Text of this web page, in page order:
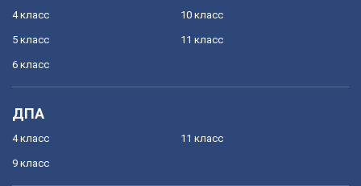
4 класс
5 класс
6 класс
10 класс
11 класс
ДПА
4 класс
9 класс
11 класс